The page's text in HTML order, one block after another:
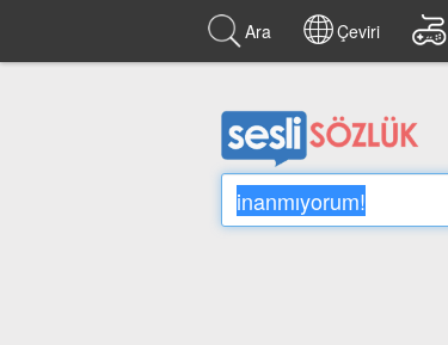
Ara Çeviri